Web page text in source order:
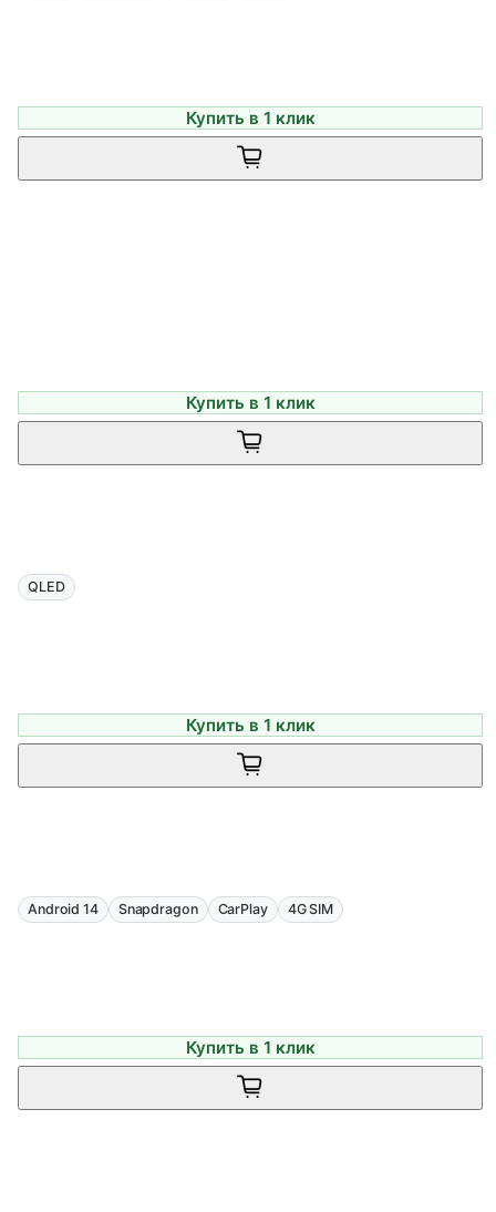
Купить в 1 клик
Купить в 1 клик
QLED
Купить в 1 клик
Android 14 Snapdragon CarPlay 4G SIM
Купить в 1 клик